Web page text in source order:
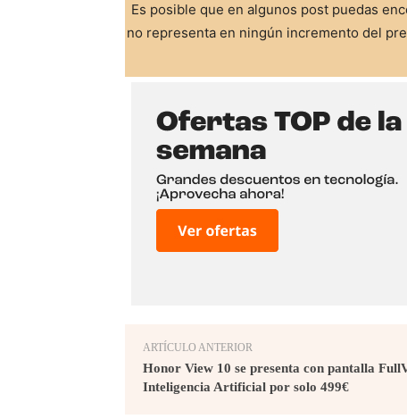
Es posible que en algunos post puedas
no representa en ningún incremento del
ARTÍCULO ANTERIOR
Honor View 10 se presenta con pantalla
Inteligencia Artificial por solo 499€